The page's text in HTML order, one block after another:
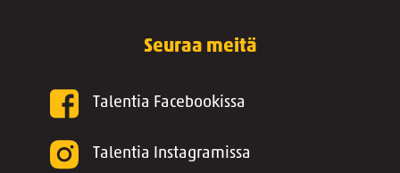
Seuraa meitä
Talentia Facebookissa
Talentia Instagramissa